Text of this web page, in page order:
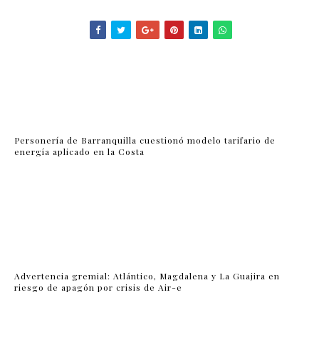
Personería de Barranquilla cuestionó modelo tarifario de
energía aplicado en la Costa
Advertencia gremial: Atlántico, Magdalena y La Guajira en
riesgo de apagón por crisis de Air-e